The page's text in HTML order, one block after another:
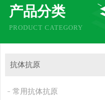
产品分类
PRODUCT CATEGORY
抗体抗原
常用抗体抗原